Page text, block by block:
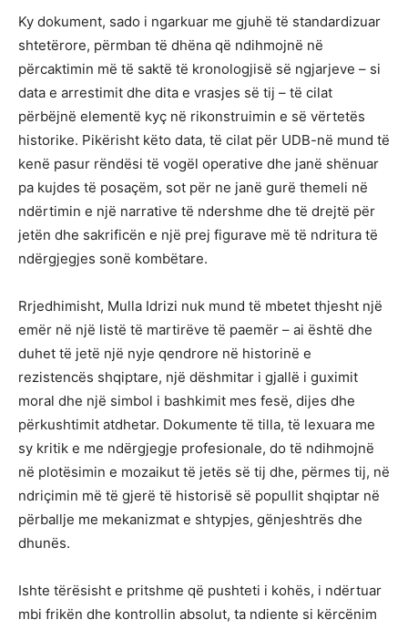
Ky dokument, sado i ngarkuar me gjuhë të standardizuar
shtetërore, përmban të dhëna që ndihmojnë në
përcaktimin më të saktë të kronologjisë së ngjarjeve – si
data e arrestimit dhe dita e vrasjes së tij – të cilat
përbëjnë elementë kyç në rikonstruimin e së vërtetës
historike. Pikërisht këto data, të cilat për UDB-në mund të
kenë pasur rëndësi të vogël operative dhe janë shënuar
pa kujdes të posaçëm, sot për ne janë gurë themeli në
ndërtimin e një narrative të ndershme dhe të drejtë për
jetën dhe sakrificën e një prej figurave më të ndritura të
ndërgjegjes sonë kombëtare.
Rrjedhimisht, Mulla Idrizi nuk mund të mbetet thjesht një
emër në një listë të martirëve të paemër – ai është dhe
duhet të jetë një nyje qendrore në historinë e
rezistencës shqiptare, një dëshmitar i gjallë i guximit
moral dhe një simbol i bashkimit mes fesë, dijes dhe
përkushtimit atdhetar. Dokumente të tilla, të lexuara me
sy kritik e me ndërgjegje profesionale, do të ndihmojnë
në plotësimin e mozaikut të jetës së tij dhe, përmes tij, në
ndriçimin më të gjerë të historisë së popullit shqiptar në
përballje me mekanizmat e shtypjes, gënjeshtrës dhe
dhunës.
Ishte tërësisht e pritshme që pushteti i kohës, i ndërtuar
mbi frikën dhe kontrollin absolut, ta ndiente si kërcënim